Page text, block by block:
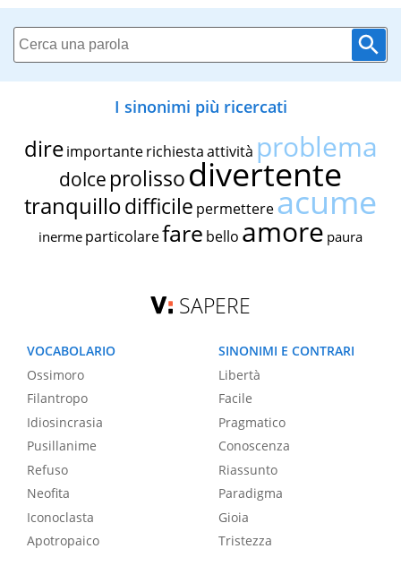
I sinonimi più ricercati
dire importante richiestaattività problema
dolce prolissodivertente
tranquillodifficile permettereacume
inerme particolarefare bello amore paura
SAPERE
VOCABOLARIO
Ossimoro
Filantropo
Idiosincrasia
Pusillanime
Refuso
Neofita
Iconoclasta
Apotropaico
SINONIMI E CONTRARI
Libertà
Facile
Pragmatico
Conoscenza
Riassunto
Paradigma
Gioia
Tristezza